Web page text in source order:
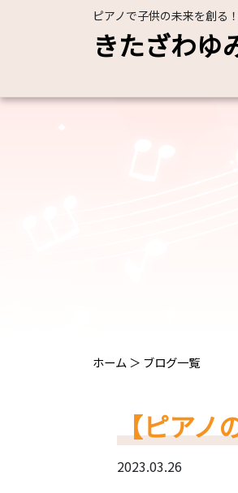
ピアノで子供の未来を創る
きたざわゆ
ホーム ＞ ブログ一覧
【ピアノ
2023.03.26